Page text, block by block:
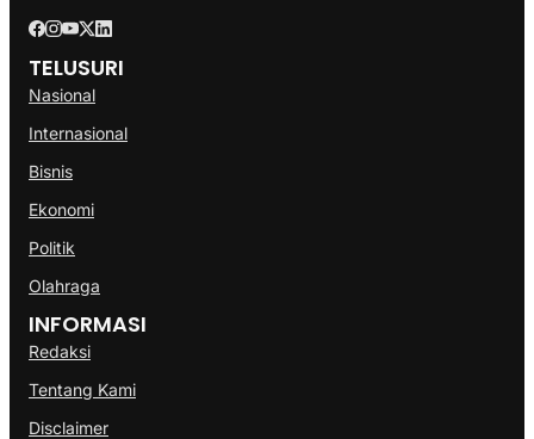
TELUSURI
Nasional
Internasional
Bisnis
Ekonomi
Politik
Olahraga
INFORMASI
Redaksi
Tentang Kami
Disclaimer